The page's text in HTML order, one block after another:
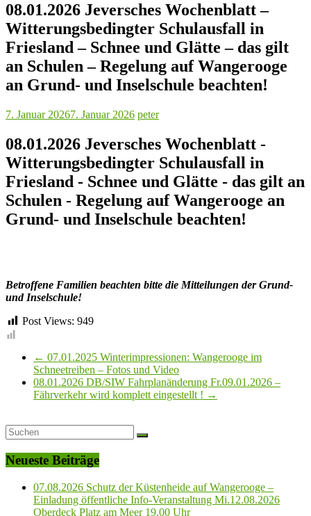
08.01.2026 Jeversches Wochenblatt –
Witterungsbedingter Schulausfall in
Friesland – Schnee und Glätte – das gilt
an Schulen – Regelung auf Wangerooge
an Grund- und Inselschule beachten!
7. Januar 20267. Januar 2026 peter
08.01.2026 Jeversches Wochenblatt -
Witterungsbedingter Schulausfall in
Friesland - Schnee und Glätte - das gilt an
Schulen - Regelung auf Wangerooge an
Grund- und Inselschule beachten!
Betroffene Familien beachten bitte die Mitteilungen der Grund-
und Inselschule!
Post Views: 949
← 07.01.2025 Winterimpressionen: Wangerooge im
Schneetreiben – Fotos und Video
08.01.2026 DB/SIW Fahrplanänderung Fr.09.01.2026 –
Fährverkehr wird komplett eingestellt ! →
Neueste Beiträge
07.08.2026 Schutz der Küstenheide auf Wangerooge –
Einladung öffentliche Info-Veranstaltung Mi.12.08.2026
Oberdeck Platz am Meer 19.00 Uhr